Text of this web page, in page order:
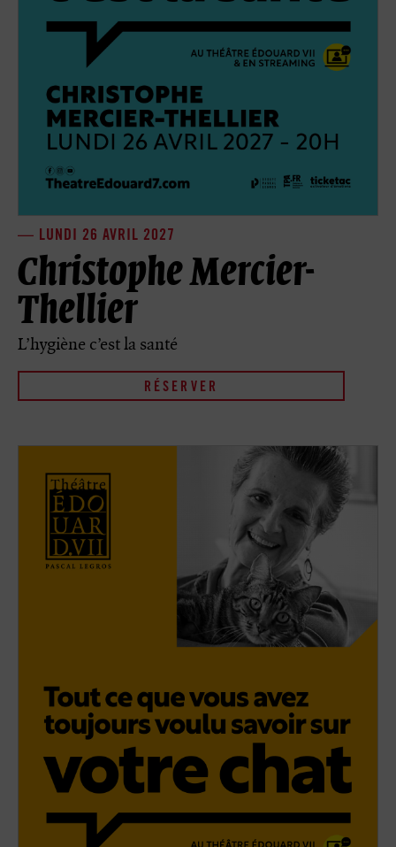
LUNDI 26 AVRIL 2027
Christophe Mercier-
Thellier
L’hygiène c’est la santé
RÉSERVER